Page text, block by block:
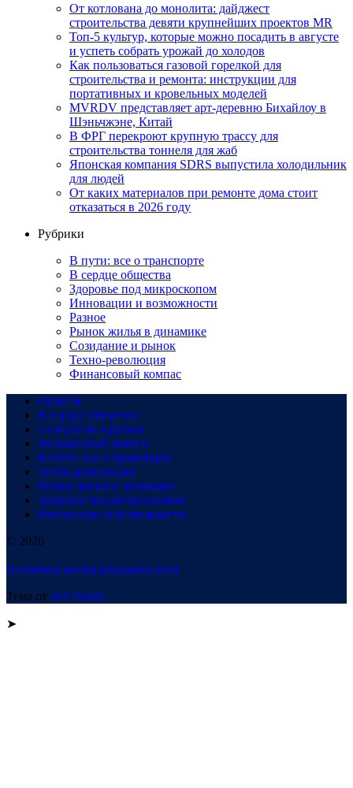
От котлована до монолита: дайджест
строительства девяти крупнейших проектов MR
Топ-5 культур, которые можно посадить в августе
и успеть собрать урожай до холодов
Как пользоваться газовой горелкой для
строительства и ремонта: инструкции для
портативных и кровельных моделей
MVRDV представляет арт-деревню Бихайлоу в
Шэньчжэне, Китай
В ФРГ перекроют крупную трассу для
строительства тоннеля для жаб
Японская компания SDRS выпустила холодильник
для людей
От каких материалов при ремонте дома стоит
отказаться в 2026 году
Рубрики
В пути: все о транспорте
В сердце общества
Здоровье под микроскопом
Инновации и возможности
Разное
Рынок жилья в динамике
Созидание и рынок
Техно-революция
Финансовый компас
Главная
В сердце общества
Созидание и рынок
Финансовый компас
В пути: все о транспорте
Техно-революция
Рынок жилья в динамике
Здоровье под микроскопом
Инновации и возможности
© 2026
Политика конфиденциальности
Тема от WP Puzzle
➤